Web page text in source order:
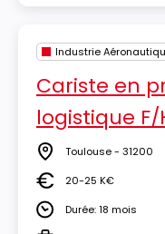
Industrie
Cariste en
logistique F/
Lieu Toulouse - 31200
Salaire20-25 K€
DuréeDurée: 18 mois